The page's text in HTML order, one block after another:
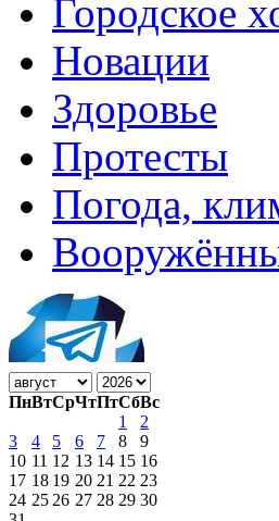
Городское
Новации
Здоровье
Протесты
Погода,
ПнВтСрЧтПтСбВс
1
2
3
4 5 6 7 8
9
10 11 12 13 14 15 16
17 18 19 20 21 22 23
24 25 26 27 28 29 30